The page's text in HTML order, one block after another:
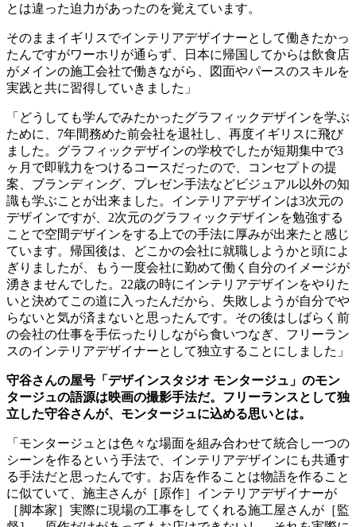
とは違った迫力があったのを覚えています。
そのままイギリスでインテリアデザイナーとして働きたかっ
たんですがワーホリが通らず、日本に帰国してからは飲食店
がメインの施工会社で働きながら、図面やパースのスキルを
実践と共に習得していきました」
「どうしても学んでみたかったグラフィックデザインを学ぶ
ために、 7年間務めた前会社を退社し、再度イギリスに飛び
ました。グラフィックデザインの学校でしたが短期集中で3
ヶ月で即戦力をつけるコースだったので、コンセプトの提
案、ブランディング、プレゼン手法などビジュアル以外の知
識も学ぶことが出来ました。インテリアデザインは3次元の
デザインですが、 2次元のグラフィックデザインを勉強する
ことで空間デザインをする上での手法に厚みが出来たと感じ
ています。帰国後は、どこかの会社に就職しようかと頭によ
ぎりましたが、もう一度会社に勤めて働く自分のイメージが
湧きませんでした。 22歳の時にインテリアデザインをやりた
いと決めてこの道に入ったんだから、失敗しようが自分でや
らないと気が済まないと思ったんです。その後はしばらく前
の会社の仕事を手伝ったりしながら食いつなぎ、フリーラン
スのインテリアデザイナーとして独立することにしました」
守谷さんの屋号「デザインスタジオ モンタージュ」のモン
タージュの語源は映画の撮影手法だ。フリーランスとして独
立した守谷さんが、モンタージュに込める思いとは。
「モンタージュとは色々な場面を組み合わせて統合し一つの
シーンを作るという手法で、インテリアデザインにも共通す
る手法だと思ったんです。お店を作ることは物語を作ること
に似ていて、施主さんが［原作］インテリアデザイナーが
［脚本家］実際に現場の工事をしてくれる施工屋さんが［監